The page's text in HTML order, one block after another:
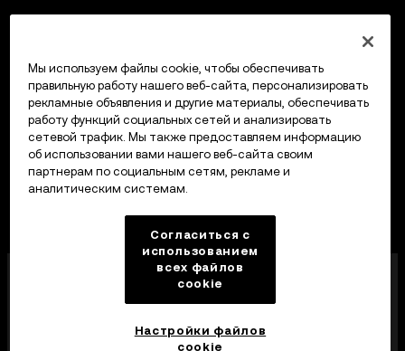
Трейдинг
Компания OKX Europe Limited, работающая под
торговой маркой OKX, получила лицензию
поставщика услуг в сфере криптоактивов от MFSA
в соответствии со статьей 28 Закона о рынках
криптоактивов (глава 647 Свода законов Мальты).
Мы используем файлы cookie, чтобы обеспечивать
правильную работу нашего веб-сайта, персонализировать
рекламные объявления и другие материалы, обеспечивать
работу функций социальных сетей и анализировать
сетевой трафик. Мы также предоставляем информацию
об использовании вами нашего веб-сайта своим
партнерам по социальным сетям, рекламе и
аналитическим системам.
Согласиться с
использованием
всех файлов
cookie
Настройки файлов
cookie